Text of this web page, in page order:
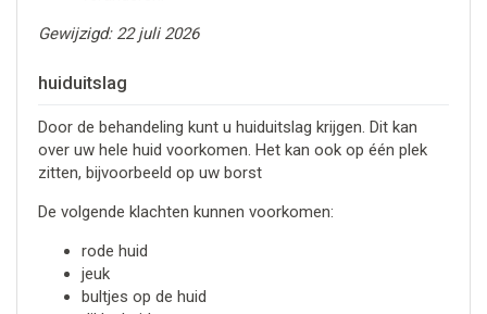
Gewijzigd: 22 juli 2026
huiduitslag
Door de behandeling kunt u huiduitslag krijgen. Dit kan
over uw hele huid voorkomen. Het kan ook op één plek
zitten, bijvoorbeeld op uw borst
De volgende klachten kunnen voorkomen:
rode huid
jeuk
bultjes op de huid